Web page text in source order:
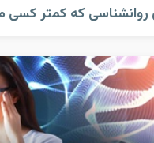
که کمتر کسی